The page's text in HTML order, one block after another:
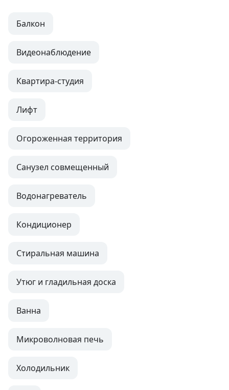
Балкон
Видеонаблюдение
Квартира-студия
Лифт
Огороженная территория
Санузел совмещенный
Водонагреватель
Кондиционер
Стиральная машина
Утюг и гладильная доска
Ванна
Микроволновая печь
Холодильник